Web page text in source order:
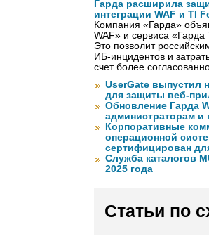
Гарда расширила
интеграции WAF и TI
Компания «Гарда»
WAF» и сервиса
Это позволит
ИБ-инцидентов и
счет более
UserGate выпустил
для защиты веб-
Обновление Гарда
администраторам и
Корпоративные
операционной
сертифицирован
Служба каталогов
2025 года
Статьи по